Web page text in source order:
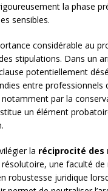
la phase
sensibles.
considérable au
stipulations. Dans un
potentiellement
entre professionnels
par la
un élément
la réciprocité des
une faculté
robustesse juridique